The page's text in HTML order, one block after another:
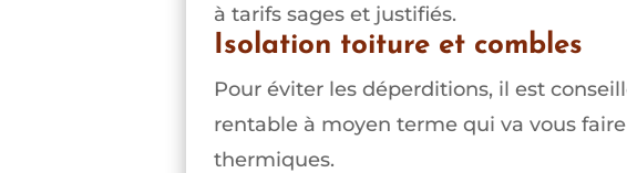
à tarifs sages et justifiés.
Isolation toiture et combles
Pour éviter les déperditions, il est
rentable à moyen terme qui va vous
thermiques.